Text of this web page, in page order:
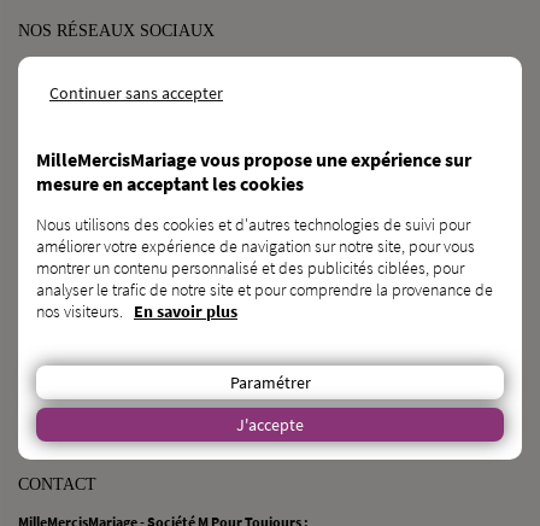
NOS RÉSEAUX SOCIAUX
BESOINd’uneCAGNOTTE GÉNÉRALISTE ?
PROFESSIONNELduMARIAGE ?
INSCRIVEZ-VOUS SUR L’ANNUAIRE
VOUS CONNAISSEZ FUTURS MARIÉS ?
CONTACT
MilleMercisMariage - Société M Pour Toujours :
Continuer sans accepter
MilleMercisMariage vous propose une expérience sur
mesure en acceptant les cookies
Nous utilisons des cookies et d'autres technologies de suivi pour
améliorer votre expérience de navigation sur notre site, pour vous
montrer un contenu personnalisé et des publicités ciblées, pour
analyser le trafic de notre site et pour comprendre la provenance de
nos visiteurs. En savoir plus
Paramétrer
J'accepte